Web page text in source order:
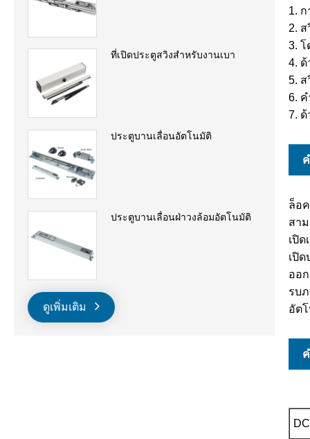
ที่เปิดประตูสวิงสำหรับงานเบา
ประตูบานเลื่อนอัตโนมัติ
ประตูบานเลื่อนฝ่าวงล้อมอัตโนมัติ
ดูเพิ่มเติม
1.
2.
3.
4.
5.
6.
7.
ล็อ
สา
เปิ
เปิ
ออ
รบ
อัต